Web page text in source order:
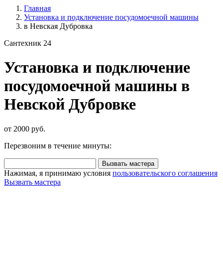
Главная
Установка и подключение посудомоечной машины
в Невская Дубровка
Сантехник 24
Установка и подключение
посудомоечной машины в
Невской Дубровке
от 2000 руб.
Перезвоним в течение минуты:
Вызвать мастера
Нажимая, я принимаю условия пользовательского соглашения
Вызвать мастера